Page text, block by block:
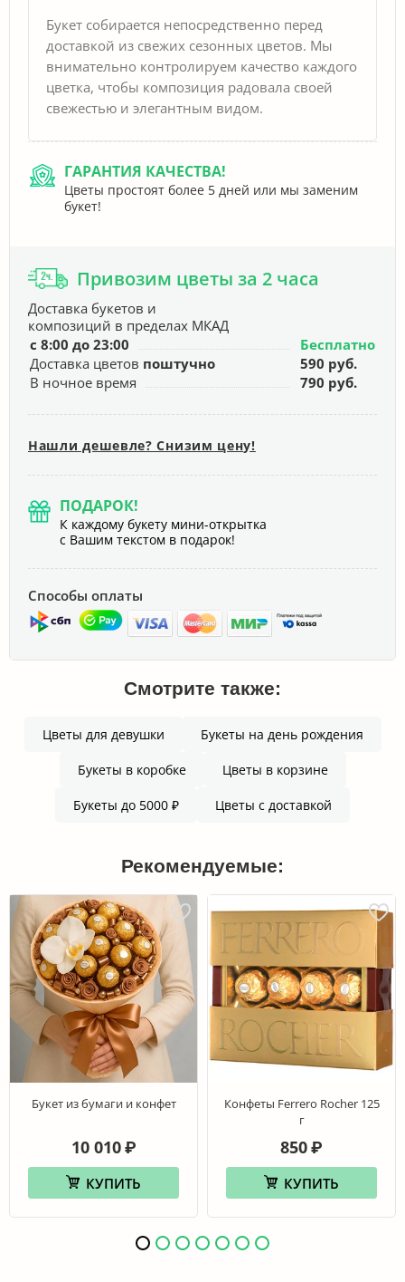
Букет собирается непосредственно перед
доставкой из свежих сезонных цветов. Мы
внимательно контролируем качество каждого
цветка, чтобы композиция радовала своей
свежестью и элегантным видом.
ГАРАНТИЯ КАЧЕСТВА!
Цветы простоят более 5 дней или мы заменим
букет!
Привозим цветы за 2 часа
Доставка букетов и
композиций в пределах МКАД
с 8:00 до 23:00
Бесплатно
Доставка цветов поштучно
590 руб.
В ночное время
790 руб.
Нашли дешевле? Снизим цену!
ПОДАРОК!
К каждому букету мини-открытка
с Вашим текстом в подарок!
Способы оплаты
Смотрите также:
Цветы для девушки Букеты на день рождения
Букеты в коробке Цветы в корзине
Букеты до 5000 ₽ Цветы с доставкой
Рекомендуемые:
Букет из бумаги и конфет
10 010 ₽
КУПИТЬ
Конфеты Ferrero Rocher 125
г
850₽
КУПИТЬ